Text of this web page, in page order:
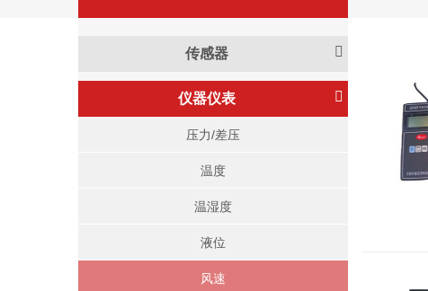
传感器
仪器仪表
压力/差压
温度
温湿度
液位
风速